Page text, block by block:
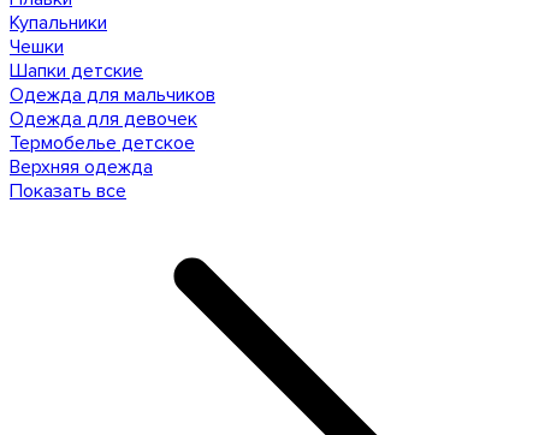
Купальники
Чешки
Шапки детские
Одежда для мальчиков
Одежда для девочек
Термобелье детское
Верхняя одежда
Показать все